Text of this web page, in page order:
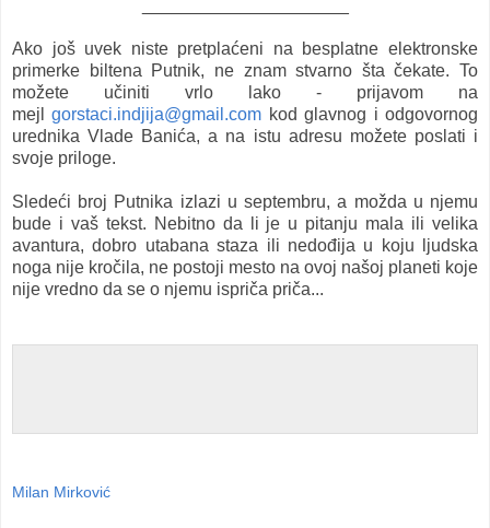
Ako još uvek niste pretplaćeni na besplatne elektronske
primerke biltena Putnik, ne znam stvarno šta čekate. To
možete učiniti vrlo lako - prijavom na
mejlgorstaci.indjija@gmail.com kod glavnog i odgovornog
urednika Vlade Banića, a na istu adresu možete poslati i
svoje priloge.
Sledeći broj Putnika izlazi u septembru, a možda u njemu
bude i vaš tekst. Nebitno da li je u pitanju mala ili velika
avantura, dobro utabana staza ili nedođija u koju ljudska
noga nije kročila, ne postoji mesto na ovoj našoj planeti koje
nije vredno da se o njemu ispriča priča...
Milan Mirković